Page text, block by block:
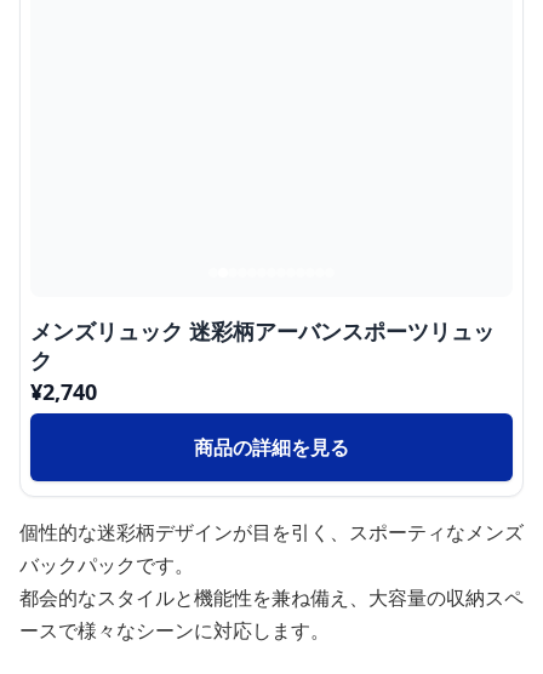
メンズリュック 迷彩柄アーバンスポーツリュッ
ク
¥2,740
商品の詳細を見る
個性的な迷彩柄デザインが目を引く、スポーティなメンズ
バックパックです。
都会的なスタイルと機能性を兼ね備え、大容量の収納スペ
ースで様々なシーンに対応します。